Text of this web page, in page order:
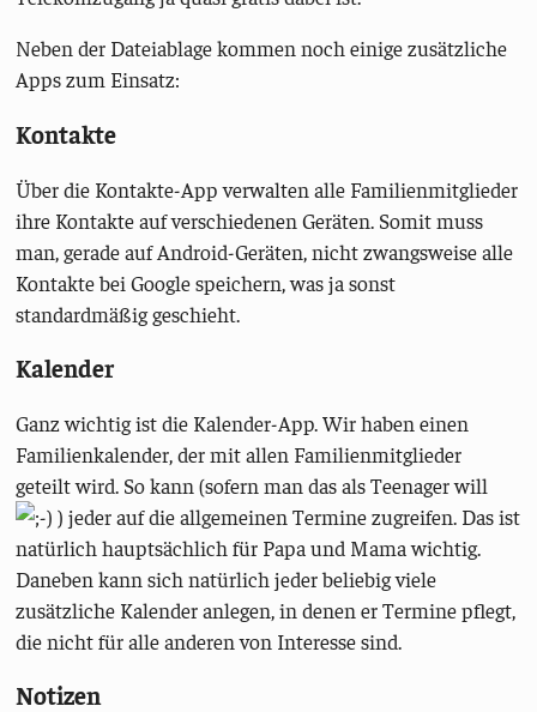
Neben der Dateiablage kommen noch einige zusätzliche
Apps zum Einsatz:
Kontakte
Über die Kontakte-App verwalten alle Familienmitglieder
ihre Kontakte auf verschiedenen Geräten. Somit muss
man, gerade auf Android-Geräten, nicht zwangsweise alle
Kontakte bei Google speichern, was ja sonst
standardmäßig geschieht.
Kalender
Ganz wichtig ist die Kalender-App. Wir haben einen
Familienkalender, der mit allen Familienmitglieder
geteilt wird. So kann (sofern man das als Teenager will
) jeder auf die allgemeinen Termine zugreifen. Das ist
natürlich hauptsächlich für Papa und Mama wichtig.
Daneben kann sich natürlich jeder beliebig viele
zusätzliche Kalender anlegen, in denen er Termine pflegt,
die nicht für alle anderen von Interesse sind.
Notizen